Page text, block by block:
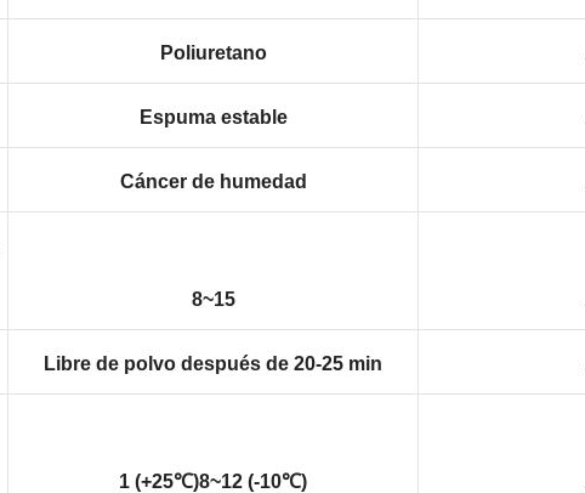
Poliuretano
Espuma estable
Cáncer de humedad
8~15
Libre de polvo después de 20-25 min
1 (+25℃)8~12 (-10℃)